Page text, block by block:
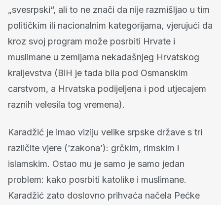
„svesrpski“, ali to ne znači da nije razmišljao u tim
političkim ili nacionalnim kategorijama, vjerujući da
kroz svoj program može posrbiti Hrvate i
muslimane u zemljama nekadašnjeg Hrvatskog
kraljevstva (BiH je tada bila pod Osmanskim
carstvom, a Hrvatska podijeljena i pod utjecajem
raznih velesila tog vremena).
Karadžić je imao viziju velike srpske države s tri
različite vjere (‘zakona’): grčkim, rimskim i
islamskim. Ostao mu je samo je samo jedan
problem: kako posrbiti katolike i muslimane.
Karadžić zato doslovno prihvaća načela Pećke